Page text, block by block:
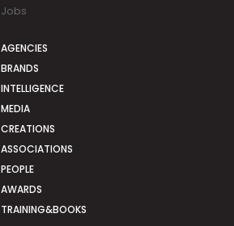
Jobs
AGENCIES
BRANDS
INTELLIGENCE
MEDIA
CREATIONS
ASSOCIATIONS
PEOPLE
AWARDS
TRAINING&BOOKS